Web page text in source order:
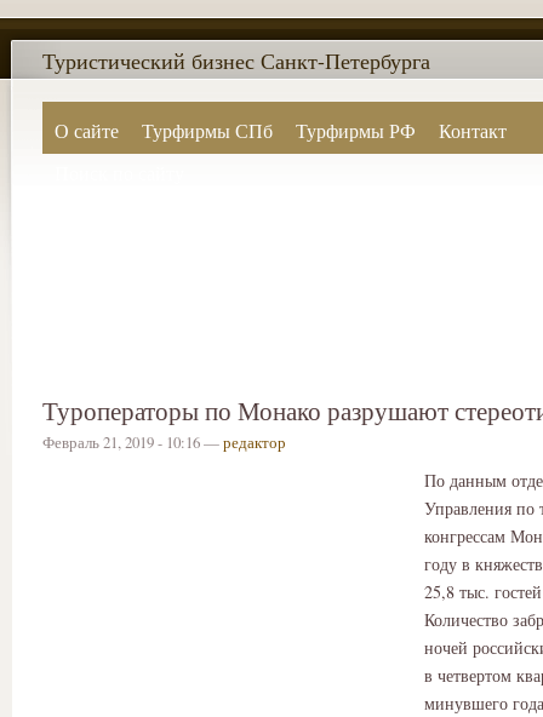
О сайте Турфирмы СПб Турфирмы РФ
Контакт
Туристический бизнес Санкт-Петербурга
Туроператоры по Монако разрушают
Февраль 21, 2019 - 10:16 —редактор
По данным
Управления по
конгрессам
году в
25,8 тыс.
Количество
ночей
в четвертом
минувшего